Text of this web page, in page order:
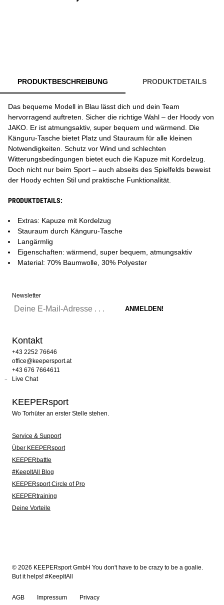
PRODUKTBESCHREIBUNG PRODUKTDETAILS
Das bequeme Modell in Blau lässt dich und dein Team
hervorragend auftreten. Sicher die richtige Wahl – der Hoody von
JAKO. Er ist atmungsaktiv, super bequem und wärmend. Die
Känguru-Tasche bietet Platz und Stauraum für alle kleinen
Notwendigkeiten. Schutz vor Wind und schlechten
Witterungsbedingungen bietet euch die Kapuze mit Kordelzug.
Doch nicht nur beim Sport – auch abseits des Spielfelds beweist
der Hoody echten Stil und praktische Funktionalität.
PRODUKTDETAILS:
Extras: Kapuze mit Kordelzug
Stauraum durch Känguru-Tasche
Langärmlig
Eigenschaften: wärmend, super bequem, atmungsaktiv
Material: 70% Baumwolle, 30% Polyester
Newsletter
Kontakt
+43 2252 76646
office@keepersport.at
+43 676 7664611
Live Chat
KEEPERsport
Wo Torhüter an erster Stelle stehen.
Service & Support
Über KEEPERsport
KEEPERbattle
#KeepItAll Blog
KEEPERsport Circle of Pro
KEEPERtraining
Deine Vorteile
© 2026 KEEPERsport GmbH You don't have to be crazy to be a goalie.
But it helps! #KeepItAll
AGB Impressum Privacy